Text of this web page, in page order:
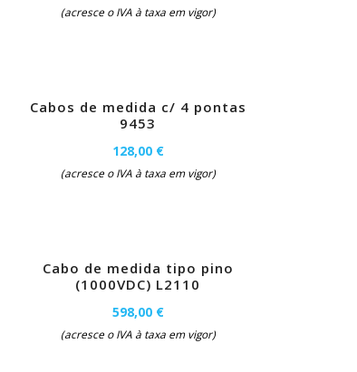
(acresce o IVA à taxa em vigor)
Cabos de medida c/ 4 pontas
9453
128,00 €
(acresce o IVA à taxa em vigor)
Cabo de medida tipo pino
(1000VDC) L2110
598,00 €
(acresce o IVA à taxa em vigor)